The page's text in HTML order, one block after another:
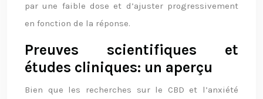
par une faible dose et d’ajuster progressivement
en fonction de la réponse.
Preuves scientifiques et
études cliniques: un aperçu
Bien que les recherches sur le CBD et l’anxiété